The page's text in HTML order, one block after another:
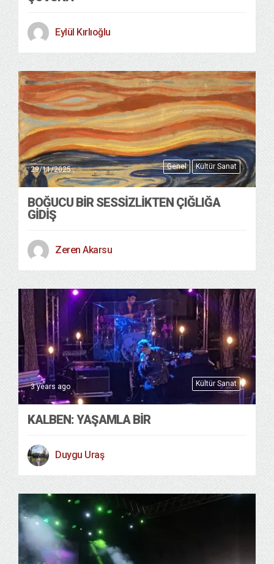
Eylül Kırlıoğlu
Genel Kültür Sanat
29/11/2025
BOĞUCU BIR SESSIZLIKTEN ÇIĞLIĞA
GIDIŞ
Zeren Akarsu
Kültür Sanat
3 years ago
KALBEN: YAŞAMLA BIR
Duygu Uraş